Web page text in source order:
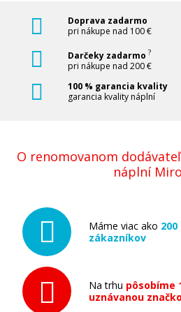
Doprava zadarmo
pri nákupe nad 100 €
Darčeky zadarmo ?
pri nákupe nad 200 €
100 % garancia kvality
garancia kvality náplní
O renomovanom
náplní
Máme viac ako
zákazníkov
Na trhu pôsobíme
uznávanou